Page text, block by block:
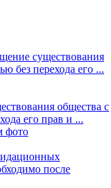
существования
без перехода его ...
общества с
его прав и ...
после